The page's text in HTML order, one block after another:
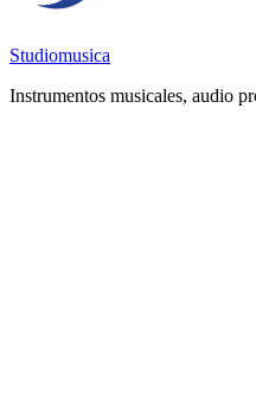
Studiomusica
Instrumentos musicales, audio